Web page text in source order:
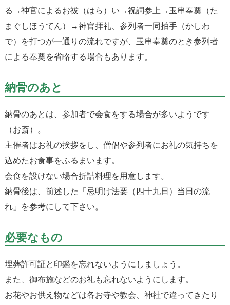
る→神官によるお祓（はら）い→祝詞参上→玉串奉奠（た
まぐしほうてん）→神官拝礼、参列者一同拍手（かしわ
で）を打つが一通りの流れですが、玉串奉奠のとき参列者
による奉奠を省略する場合もあります。
納骨のあと
納骨のあとは、参加者で会食をする場合が多いようです
（お斎）。
主催者はお礼の挨拶をし、僧侶や参列者にお礼の気持ちを
込めたお食事をふるまいます。
会食を設けない場合折詰料理を用意します。
納骨後は、前述した「忌明け法要（四十九日）当日の流
れ」を参考にして下さい。
必要なもの
埋葬許可証と印鑑を忘れないようにしましょう。
また、御布施などのお礼も忘れないようにします。
お花やお供え物などは各お寺や教会、神社で違ってきたり